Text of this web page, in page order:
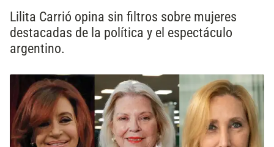
Lilita Carrió opina sin filtros sobre mujeres
destacadas de la política y el espectáculo
argentino.